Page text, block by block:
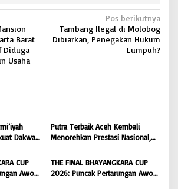
Barat
Diduga
Usaha
Pos berikutnya
Tambang Ilegal di Molobog
Dibiarkan, Penegakan Hukum
Lumpuh?
Dakwah
Putra Terbaik Aceh Kembali
Menorehkan Prestasi Nasional,
Dipromosikan Menjadi
Koordinator JAM Pidum
CUP
Awon
THE FINAL BHAYANGKARA CUP
2026: Puncak Pertarungan Awon